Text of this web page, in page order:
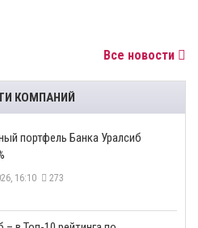
Все новости
КОМПАНИЙ
портфель Банка Уралсиб
16:10 273